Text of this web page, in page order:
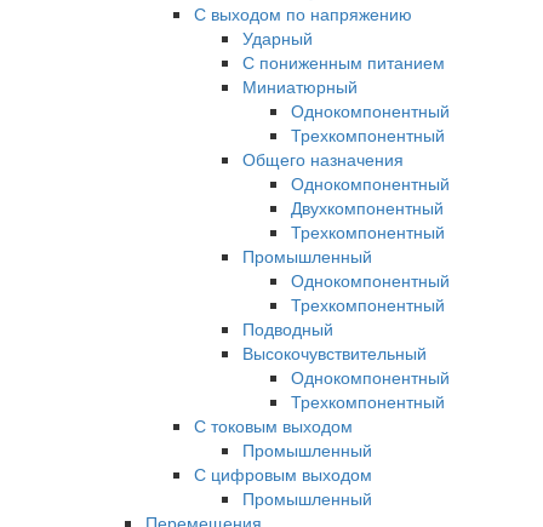
С выходом по напряжению
Ударный
С пониженным питанием
Миниатюрный
Однокомпонентный
Трехкомпонентный
Общего назначения
Однокомпонентный
Двухкомпонентный
Трехкомпонентный
Промышленный
Однокомпонентный
Трехкомпонентный
Подводный
Высокочувствительный
Однокомпонентный
Трехкомпонентный
С токовым выходом
Промышленный
С цифровым выходом
Промышленный
Перемещения